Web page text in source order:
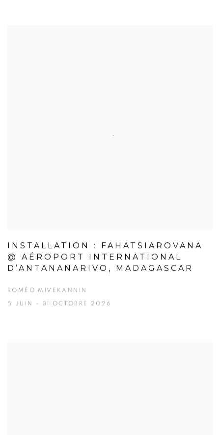
INSTALLATION : FAHATSIAROVANA
@ AÉROPORT INTERNATIONAL
D’ANTANANARIVO, MADAGASCAR
ROMÉO MIVEKANNIN
5 JUIN - 31 OCTOBRE 2026